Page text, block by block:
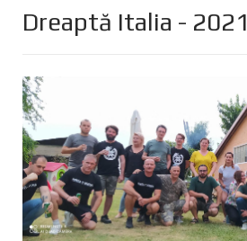
Dreaptă Italia - 2021